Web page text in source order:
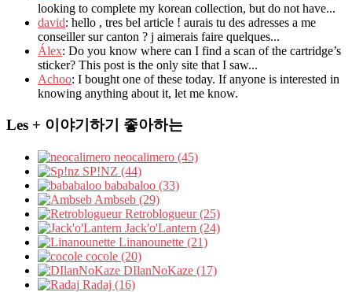
looking to complete my korean collection, but do not have...
david: hello , tres bel article ! aurais tu des adresses a me
conseiller sur canton ? j aimerais faire quelques...
Álex: Do you know where can I find a scan of the cartridge’s
sticker? This post is the only site that I saw...
Achoo: I bought one of these today. If anyone is interested in
knowing anything about it, let me know.
Les + 이야기하기 좋아하는
neocalimero (45)
SP!NZ (44)
bababaloo (33)
Ambseb (29)
Retroblogueur (25)
Jack'o'Lantern (24)
Linanounette (21)
cocole (20)
DIlanNoKaze (17)
Radaj (16)